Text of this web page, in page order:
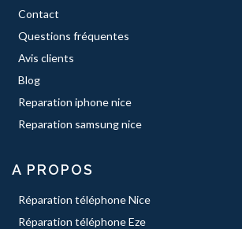
Contact
Questions fréquentes
Avis clients
Blog
Reparation iphone nice
Reparation samsung nice
A PROPOS
Réparation téléphone Nice
Réparation téléphone Eze